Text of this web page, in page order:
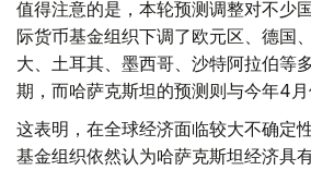
值得注意的是，本轮预测调整对不少
际货币基金组织下调了欧元区、德国
大、土耳其、墨西哥、沙特阿拉伯等
期，而哈萨克斯坦的预测则与今年4月
这表明，在全球经济面临较大不确定
基金组织依然认为哈萨克斯坦经济具